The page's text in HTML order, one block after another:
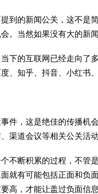
到的新闻公关，这不是
。当然如果没有大的新
下的互联网已经走向了
、知乎、抖音、小红书
件，这是绝佳的传播机
渠道会议等相关公关活
不断积累的过程，不管
就有可能包括正面和负
高，才能让盖过负面信息